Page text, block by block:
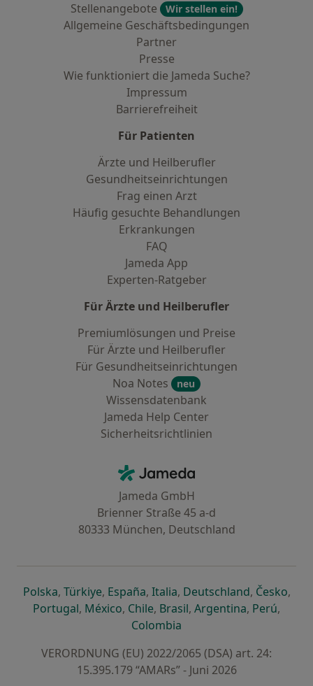
Stellenangebote
Wir stellen ein!
Allgemeine Geschäftsbedingungen
Partner
Presse
Wie funktioniert die Jameda Suche?
Impressum
Barrierefreiheit
Für Patienten
Ärzte und Heilberufler
Gesundheitseinrichtungen
Frag einen Arzt
Häufig gesuchte Behandlungen
Erkrankungen
FAQ
Jameda App
Experten-Ratgeber
Für Ärzte und Heilberufler
Premiumlösungen und Preise
Für Ärzte und Heilberufler
Für Gesundheitseinrichtungen
Noa Notes
neu
Wissensdatenbank
Jameda Help Center
Sicherheitsrichtlinien
Jameda - Startseite
Jameda GmbH
Brienner Straße 45 a-d
80333 München, Deutschland
Polskaöffnet in einer neuen Registerkarte
, Türkiyeöffnet in einer neuen Registerkarte
, Españaöffnet in einer neuen
, Italiaöffnet in einer neuen
, Deutschlandöffnet in
, Česko,
Portugalöffnet in einer neuen Registerkarte
, Méxicoöffnet in einer neuen Registerkarte
, Chileöffnet in einer neuen
, Brasilöffnet in einer neuen
, Argentinaöffnet in
, Perúöffnet
,
Colombia
VERORDNUNG (EU) 2022/2065 (DSA) art. 24:
15.395.179 “AMARs” - Juni 2026